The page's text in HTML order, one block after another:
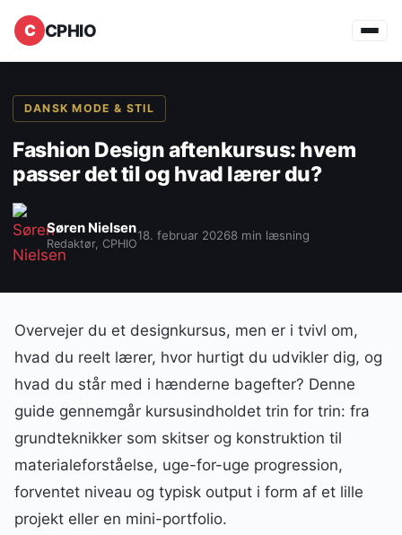
CPHIO
DANSK MODE & STIL
Fashion Design aftenkursus: hvem
passer det til og hvad lærer du?
Søren Nielsen
Redaktør, CPHIO
18. februar 20268 min læsning
Overvejer du et designkursus, men er i tvivl om,
hvad du reelt lærer, hvor hurtigt du udvikler dig, og
hvad du står med i hænderne bagefter? Denne
guide gennemgår kursusindholdet trin for trin: fra
grundteknikker som skitser og konstruktion til
materialeforståelse, uge-for-uge progression,
forventet niveau og typisk output i form af et lille
projekt eller en mini-portfolio.